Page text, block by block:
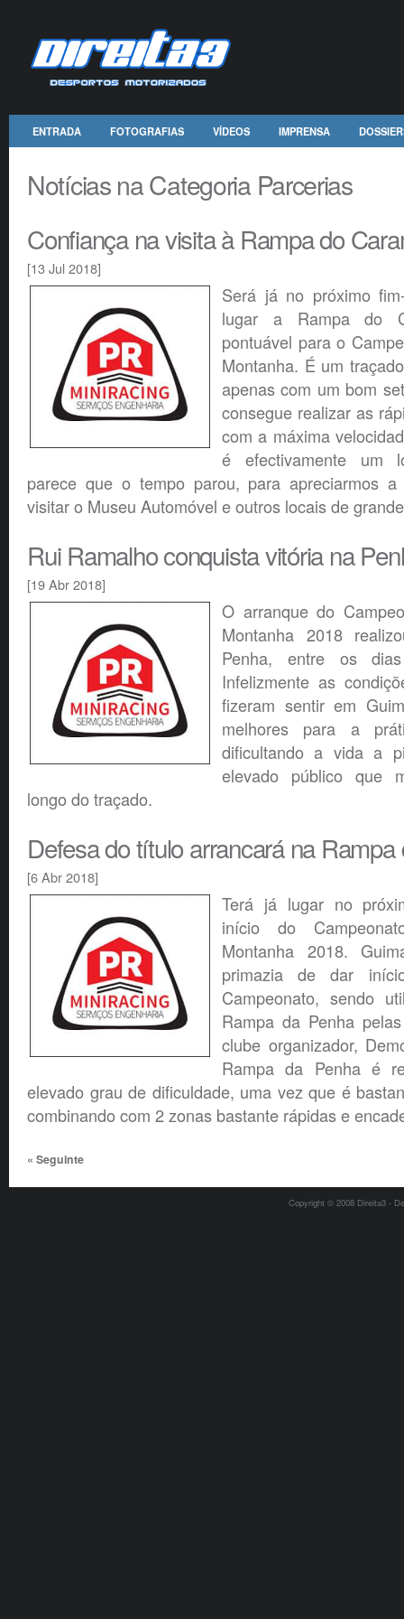
ENTRADA FOTOGRAFIAS VÍDEOS IMPRENSA
Notícias na Categoria Parcerias
Confiança na visita à Rampa do
[13 Jul 2018]
Será já no próximo
lugar a Rampa do
pontuável para o
Montanha. É um
apenas com um bom
consegue realizar as
com a máxima
é efectivamente um
parece que o tempo parou, para apreciarmos a
visitar o Museu Automóvel e outros locais de
Rui Ramalho conquista vitória na
[19 Abr 2018]
O arranque do
Montanha 2018
Penha, entre os
Infelizmente as
fizeram sentir em
melhores para a
dificultando a vida a
elevado público que
longo do traçado.
Defesa do título arrancará na Rampa
[6 Abr 2018]
Terá já lugar no
início do
Montanha 2018.
primazia de dar
Campeonato, sendo
Rampa da Penha
clube organizador,
Rampa da Penha é
elevado grau de dificuldade, uma vez que é
combinando com 2 zonas bastante rápidas e
« Seguinte
Copyright © 2008 Direita3 -